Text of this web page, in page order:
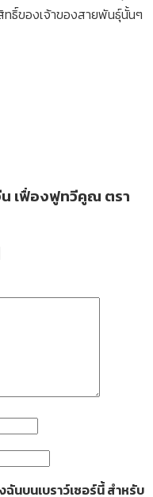
ทธิ์ของเจ้าของสายพันธุ์นั้นๆ
เฟื่องฟูทวีคูณ ตรา
นบนเบราว์เซอร์นี้ สำหรับ